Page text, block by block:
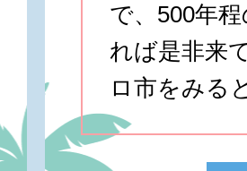
で、500年
れば是非来
ロ市をみる